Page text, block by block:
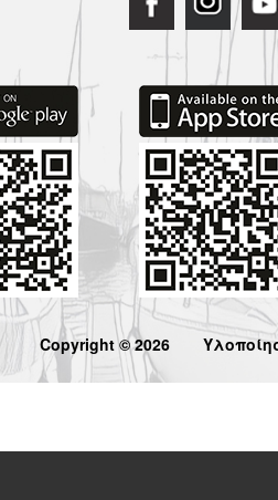
Copyright © 2026